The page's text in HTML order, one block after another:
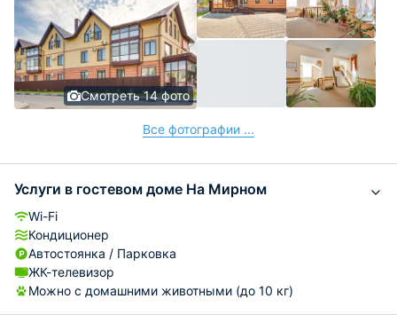
Смотреть 14 фото
Все фотографии ...
Услуги в гостевом доме На Мирном
Wi-Fi
Кондиционер
Автостоянка / Парковка
ЖК-телевизор
Можно с домашними животными (до 10 кг)